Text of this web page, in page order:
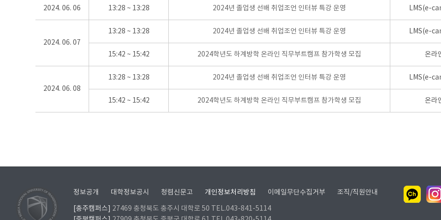
2024. 06. 06 13:28 ~ 13:28 2024년 졸업생 선배 취업조언 인터뷰 특강 운영 LMS(e-
2024. 06. 07
13:28 ~ 13:28 2024년 졸업생 선배 취업조언 인터뷰 특강 운영 LMS(e-
15:42 ~ 15:42 2024학년도 하계방학 온라인 직무부트캠프 참가학생 모집 온라
2024. 06. 08
13:28 ~ 13:28 2024년 졸업생 선배 취업조언 인터뷰 특강 운영 LMS(e-
15:42 ~ 15:42 2024학년도 하계방학 온라인 직무부트캠프 참가학생 모집 온라
정보공개 대학정보공시 청렴신문고 개인정보처리방침 이메일무단수집거부 조직/직원안내
[충주캠퍼스]
27469 충청북도 충주시 대학로 50 TEL.043-841-5114